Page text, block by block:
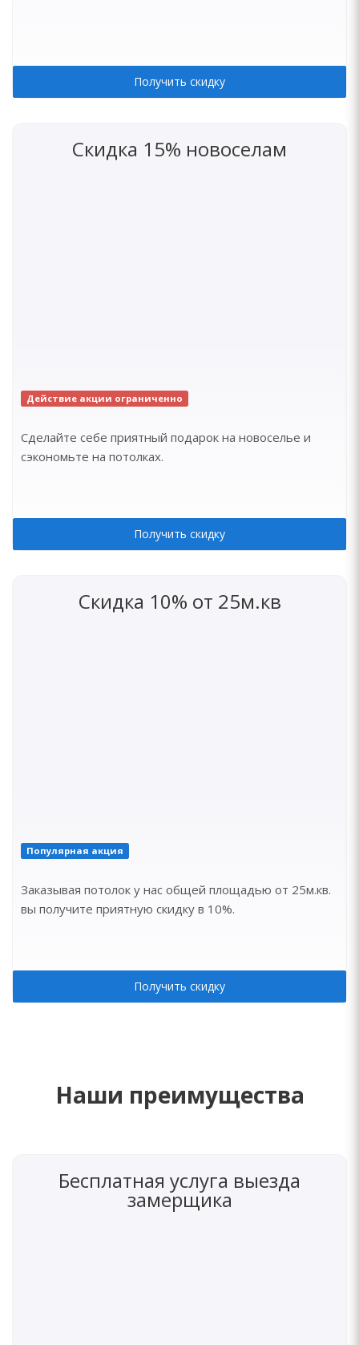
Получить скидку
Скидка 15% новоселам
Действие акции ограниченно
Сделайте себе приятный подарок на новоселье и
сэкономьте на потолках.
Получить скидку
Скидка 10% от 25м.кв
Популярная акция
Заказывая потолок у нас общей площадью от 25м.кв.
вы получите приятную скидку в 10%.
Получить скидку
Наши преимущества
Бесплатная услуга выезда
замерщика